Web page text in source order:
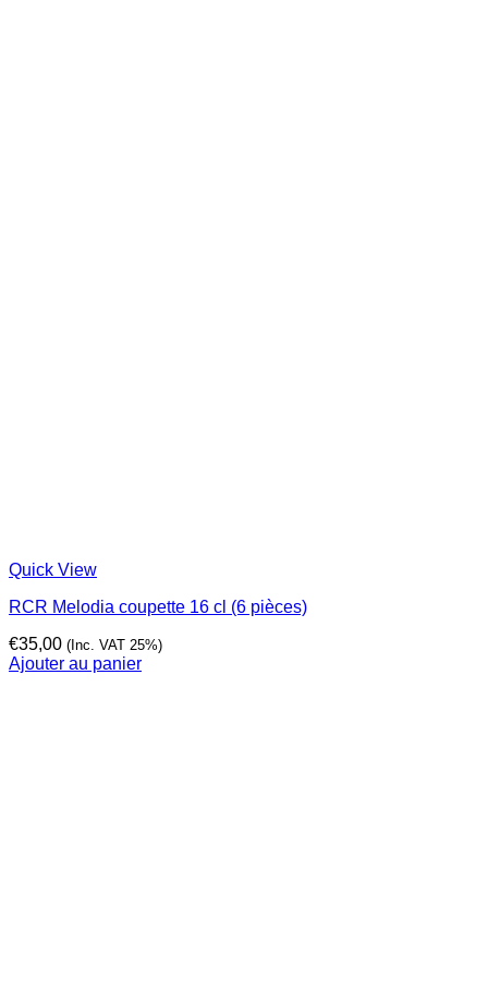
Quick View
RCR Melodia coupette 16 cl (6 pièces)
€35,00 (Inc. VAT 25%)
Ajouter au panier